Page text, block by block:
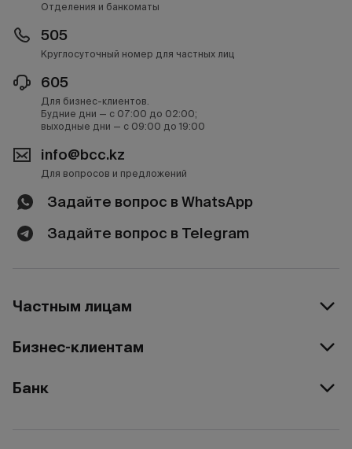
Отделения и банкоматы
505
Круглосуточный номер для частных лиц
605
Для бизнес-клиентов.
Будние дни — с 07:00 до 02:00;
выходные дни — с 09:00 до 19:00
info@bcc.kz
Для вопросов и предложений
Задайте вопрос в WhatsApp
Задайте вопрос в Telegram
Частным лицам
Бизнес-клиентам
Банк